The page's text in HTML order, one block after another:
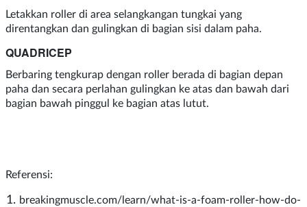
Letakkan roller di area selangkangan tungkai yang
direntangkan dan gulingkan di bagian sisi dalam paha.
QUADRICEP
Berbaring tengkurap dengan roller berada di bagian depan
paha dan secara perlahan gulingkan ke atas dan bawah dari
bagian bawah pinggul ke bagian atas lutut.
Referensi:
breakingmuscle.com/learn/what-is-a-foam-roller-how-do-